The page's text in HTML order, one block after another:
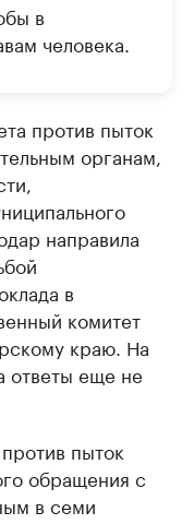
в
человека.
против пыток
органам,
направила
в
комитет
краю. На
ответы еще не
пыток
обращения с
в семи